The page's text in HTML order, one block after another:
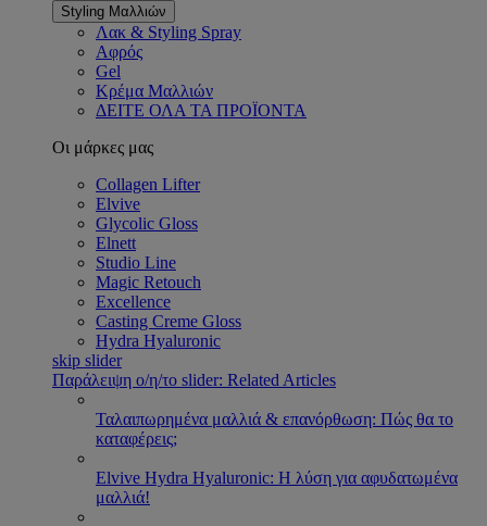
Styling Μαλλιών
Λακ & Styling Spray
Αφρός
Gel
Κρέμα Μαλλιών
ΔΕΙΤΕ ΟΛΑ ΤΑ ΠΡΟΪΟΝΤΑ
Οι μάρκες μας
Collagen Lifter
Elvive
Glycolic Gloss
Elnett
Studio Line
Magic Retouch
Excellence
Casting Creme Gloss
Hydra Hyaluronic
skip slider
Παράλειψη ο/η/το slider: Related Articles
Ταλαιπωρημένα μαλλιά & επανόρθωση: Πώς θα το
καταφέρεις;
Εlvive Hydra Hyaluronic: H λύση για αφυδατωμένα
μαλλιά!